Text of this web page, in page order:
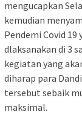
mengucapkan
kemudian
Pendemi Covid
dlaksanakan di 3
kegiatan yang
diharap para
tersebut sebaik
maksimal.